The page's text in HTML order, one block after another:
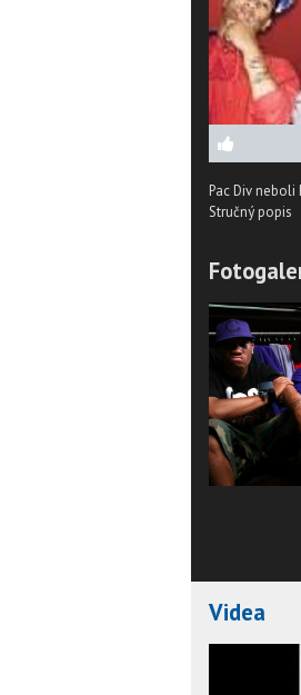
Pac Div neboli
Stručný popis
Videa